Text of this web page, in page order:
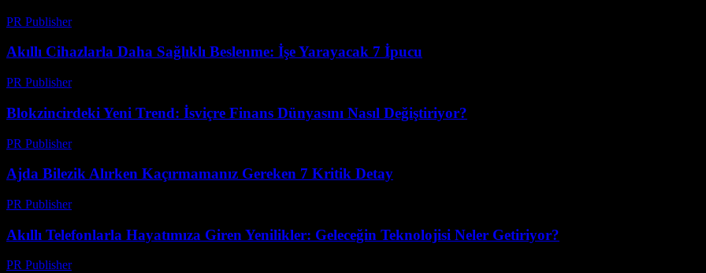
PR Publisher-
Akıllı Cihazlarla Daha Sağlıklı Beslenme: İşe Yarayacak 7 İpucu
PR Publisher-
Blokzincirdeki Yeni Trend: İsviçre Finans Dünyasını Nasıl Değiştiriyor?
PR Publisher-
Ajda Bilezik Alırken Kaçırmamanız Gereken 7 Kritik Detay
PR Publisher-
Akıllı Telefonlarla Hayatımıza Giren Yenilikler: Geleceğin Teknolojisi Neler Getiriyor?
PR Publisher-